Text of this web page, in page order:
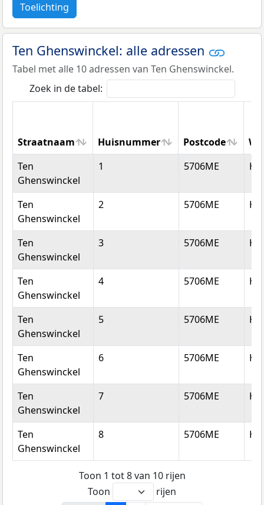
Toelichting
Ten Ghenswinckel: alle adressen
Tabel met alle 10 adressen van Ten Ghenswinckel.
Zoek in de tabel:
Straatnaam Huisnummer Postcode
Straatnaam
Huisnummer Postcode
Ten
Ghenswinckel
1 5706ME
Ten
Ghenswinckel
2 5706ME
Ten
Ghenswinckel
3 5706ME
Ten
Ghenswinckel
4 5706ME
Ten
Ghenswinckel
5 5706ME
Ten
Ghenswinckel
6 5706ME
Ten
Ghenswinckel
7 5706ME
Ten
Ghenswinckel
8 5706ME
Toon 1 tot 8 van 10 rijen
Toon
rijen